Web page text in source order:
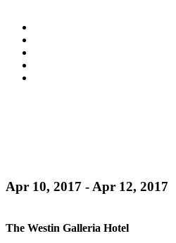
Apr 10, 2017 - Apr 12, 2017
The Westin Galleria Hotel